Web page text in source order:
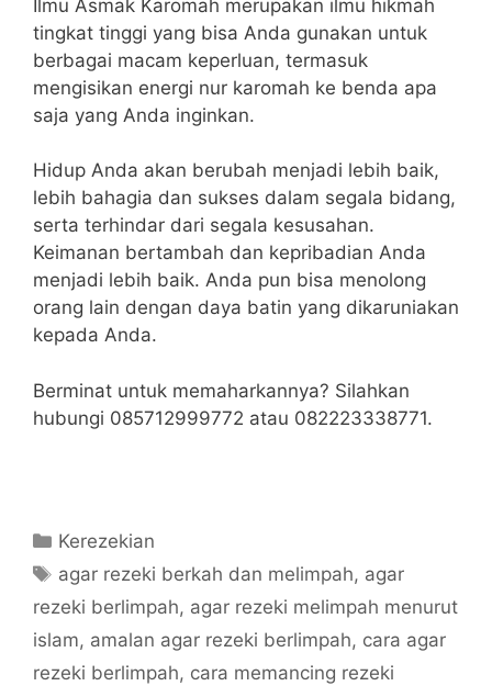
Ilmu Asmak Karomah merupakan ilmu hikmah
tingkat tinggi yang bisa Anda gunakan untuk
berbagai macam keperluan, termasuk
mengisikan energi nur karomah ke benda apa
saja yang Anda inginkan.
Hidup Anda akan berubah menjadi lebih baik,
lebih bahagia dan sukses dalam segala bidang,
serta terhindar dari segala kesusahan.
Keimanan bertambah dan kepribadian Anda
menjadi lebih baik. Anda pun bisa menolong
orang lain dengan daya batin yang dikaruniakan
kepada Anda.
Berminat untuk memaharkannya? Silahkan
hubungi 085712999772 atau 082223338771.
Categories
Kerezekian
Tags
agar rezeki berkah dan melimpah, agar
rezeki berlimpah, agar rezeki melimpah menurut
islam, amalan agar rezeki berlimpah, cara agar
rezeki berlimpah, cara memancing rezeki